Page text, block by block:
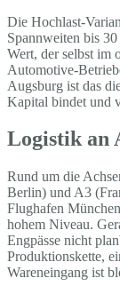
Die Hochlast-
Spannweiten bis
Wert, der selbst im
Automotive-
Augsburg ist das
Kapital bindet und
Logistik an
Rund um die
Berlin) und A3
Flughafen
hohem Niveau.
Engpässe nicht
Produktionskette,
Wareneingang ist